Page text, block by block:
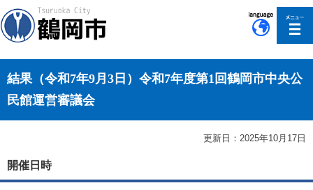
結果（令和7年9月3日）令和7年度第1回鶴岡市中央公
民館運営審議会
更新日：2025年10月17日
開催日時